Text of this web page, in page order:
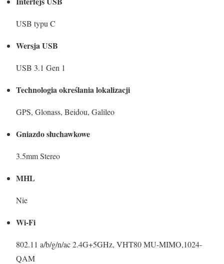
USB typu C
Wersja USB
USB 3.1 Gen 1
Technologia określania lokalizacji
GPS, Glonass, Beidou, Galileo
Gniazdo słuchawkowe
3.5mm Stereo
MHL
Nie
Wi-Fi
802.11 a/b/g/n/ac 2.4G+5GHz, VHT80 MU-MIMO,1024-
QAM